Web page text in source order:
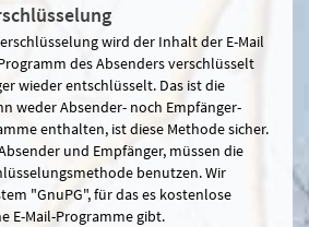
wird der Inhalt der E-Mail
des Absenders verschlüsselt
wieder entschlüsselt. Das ist die
weder Absender- noch Empfänger-
enthalten, ist diese Methode sicher.
und Empfänger, müssen die
benutzen. Wir
"GnuPG", für das es kostenlose
E-Mail-Programme gibt.